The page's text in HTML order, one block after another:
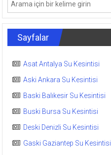
Sayfalar
Asat Antalya Su Kesintisi
Aski Ankara Su Kesintisi
Baski Balıkesir Su Kesintisi
Buski Bursa Su Kesintisi
Deski Denizli Su Kesintisi
Gaski Gaziantep Su Kesintisi